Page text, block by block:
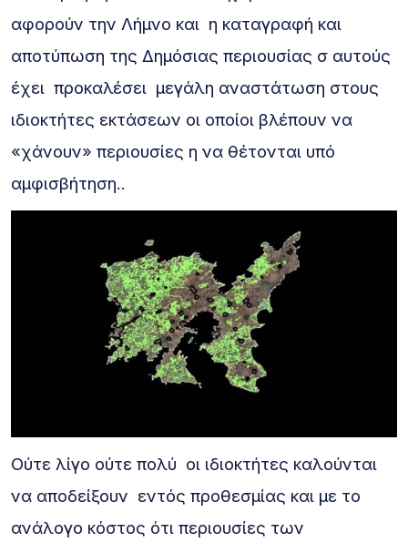
αφορούν την Λήμνο και η καταγραφή και
αποτύπωση της Δημόσιας περιουσίας σ αυτούς
έχει προκαλέσει μεγάλη αναστάτωση στους
ιδιοκτήτες εκτάσεων οι οποίοι βλέπουν να
«χάνουν» περιουσίες η να θέτονται υπό
αμφισβήτηση..
Ούτε λίγο ούτε πολύ οι ιδιοκτήτες καλούνται
να αποδείξουν εντός προθεσμίας και με το
ανάλογο κόστος ότι περιουσίες των